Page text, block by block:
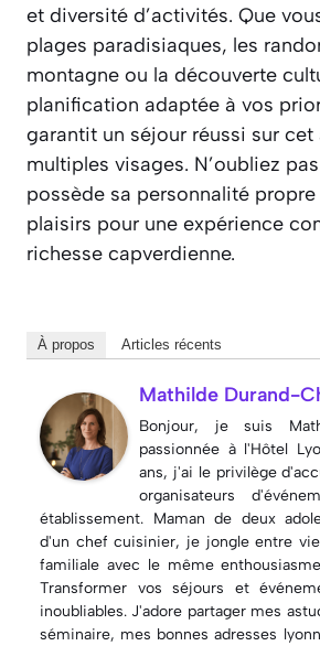
et diversité d’activités. Que
plages paradisiaques, les
montagne ou la découverte
planification adaptée à vos
garantit un séjour réussi sur cet
multiples visages. N’oubliez
possède sa personnalité propre
plaisirs pour une expérience
richesse capverdienne.
À propos Articles récents
Mathilde Durand-
Bonjour, je suis
passionnée à l'Hôtel
ans, j'ai le privilège
organisateurs
établissement. Maman de deux
d'un chef cuisinier, je jongle entre
familiale avec le même
Transformer vos séjours et
inoubliables. J'adore partager mes
séminaire, mes bonnes adresses